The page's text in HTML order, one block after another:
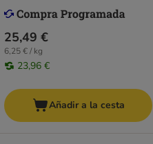
25,49 €
6,25 € / kg
23,96 €
Añadir a la cesta